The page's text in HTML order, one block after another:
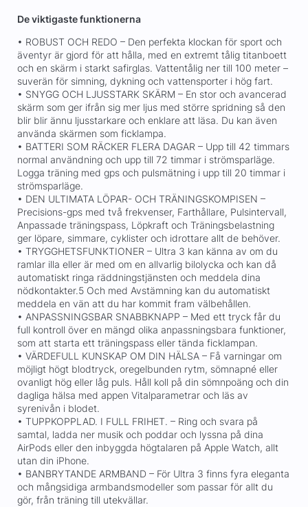
De viktigaste funktionerna
• ROBUST OCH REDO – Den perfekta klockan för sport och
äventyr är gjord för att hålla, med en extremt tålig titanboett
och en skärm i starkt safirglas. Vattentålig ner till 100 meter –
suverän för simning, dykning och vattensporter i hög fart.
• SNYGG OCH LJUSSTARK SKÄRM – En stor och avancerad
skärm som ger ifrån sig mer ljus med större spridning så den
blir blir ännu ljusstarkare och enklare att läsa. Du kan även
använda skärmen som ficklampa.
• BATTERI SOM RÄCKER FLERA DAGAR – Upp till 42 timmars
normal användning och upp till 72 timmar i strömsparläge.
Logga träning med gps och pulsmätning i upp till 20 timmar i
strömsparläge.
• DEN ULTIMATA LÖPAR- OCH TRÄNINGSKOMPISEN –
Precisions-gps med två frekvenser, Farthållare, Pulsintervall,
Anpassade träningspass, Löpkraft och Träningsbelastning
ger löpare, simmare, cyklister och idrottare allt de behöver.
• TRYGGHETSFUNKTIONER – Ultra 3 kan känna av om du
ramlar illa eller är med om en allvarlig bilolycka och kan då
automatiskt ringa räddningstjänsten och meddela dina
nödkontakter.5 Och med Avstämning kan du automatiskt
meddela en vän att du har kommit fram välbehållen.
• ANPASSNINGSBAR SNABBKNAPP – Med ett tryck får du
full kontroll över en mängd olika anpassningsbara funktioner,
som att starta ett träningspass eller tända ficklampan.
• VÄRDEFULL KUNSKAP OM DIN HÄLSA – Få varningar om
möjligt högt blodtryck, oregelbunden rytm, sömnapné eller
ovanligt hög eller låg puls. Håll koll på din sömnpoäng och din
dagliga hälsa med appen Vitalparametrar och läs av
syrenivån i blodet.
• TUPPKOPPLAD. I FULL FRIHET. – Ring och svara på
samtal, ladda ner musik och poddar och lyssna på dina
AirPods eller den inbyggda högtalaren på Apple Watch, allt
utan din iPhone.
• BANBRYTANDE ARMBAND – För Ultra 3 finns fyra eleganta
och mångsidiga armbandsmodeller som passar för allt du
gör, från träning till utekvällar.